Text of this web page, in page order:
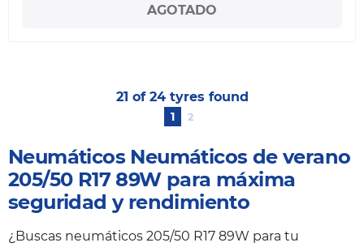
AGOTADO
1 2
21 of 24 tyres found
Neumáticos Neumáticos de verano
205/50 R17 89W para máxima
seguridad y rendimiento
¿Buscas neumáticos 205/50 R17 89W para tu